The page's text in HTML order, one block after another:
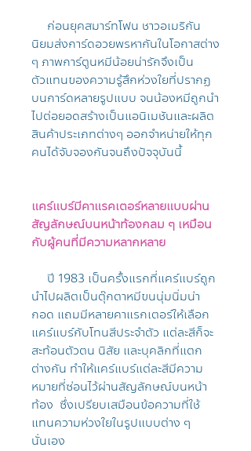
ก่อนยุคสมาร์ทโฟน ชาวอเมริกัน
นิยมส่งการ์ดอวยพรหากันในโอกาสต่าง
ๆ ภาพการ์ตูนหมีน้อยน่ารักจึงเป็น
ตัวแทนของความรู้สึกห่วงใยที่ปรากฏ
บนการ์ดหลายรูปแบบ จนน้องหมีถูกนำ
ไปต่อยอดสร้างเป็นแอนิเมชันและผลิต
สินค้าประเภทต่างๆ ออกจำหน่ายให้ทุก
คนได้จับจองกันจนถึงปัจจุบันนี้
แคร์แบร์มีคาแรคเตอร์หลายแบบผ่าน
สัญลักษณ์บนหน้าท้องกลม ๆ เหมือน
กับผู้คนที่มีความหลากหลาย
ปี 1983 เป็นครั้งแรกที่แคร์แบร์ถูก
นำไปผลิตเป็นตุ๊กตาหมีขนนุ่มนิ่มน่า
กอด แถมมีหลายคาแรกเตอร์ให้เลือก
แคร์แบร์กับโทนสีประจำตัว แต่ละสีก็จะ
สะท้อนตัวตน นิสัย และบุคลิกที่แตก
ต่างกัน ทำให้แคร์แบร์แต่ละสีมีความ
หมายที่ซ่อนไว้ผ่านสัญลักษณ์บนหน้า
ท้อง ซึ่งเปรียบเสมือนข้อความที่ใช้
แทนความห่วงใยในรูปแบบต่าง ๆ
นั่นเอง